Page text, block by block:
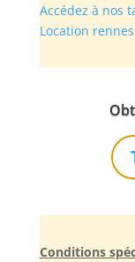
Accédez à nos
Location rennes
Conditions